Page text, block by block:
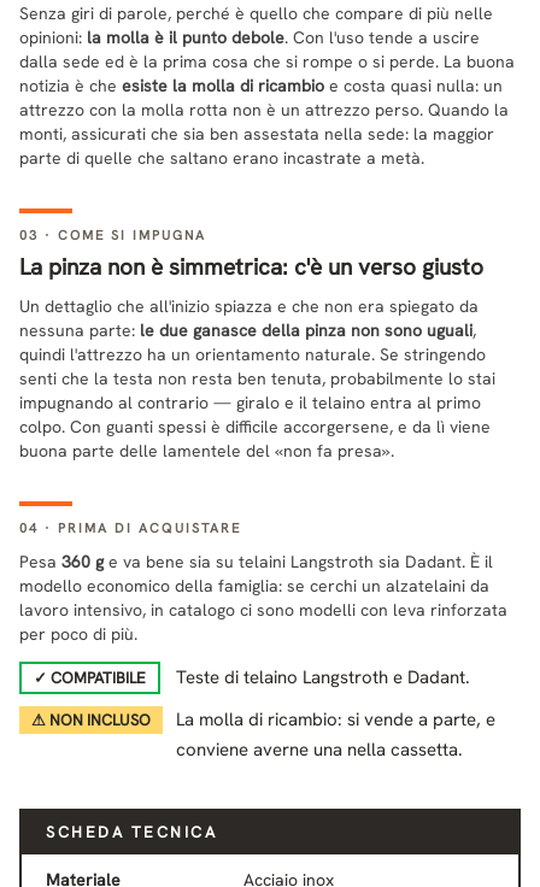
Senza giri di parole, perché è quello che compare di più nelle
opinioni: la molla è il punto debole. Con l'uso tende a uscire
dalla sede ed è la prima cosa che si rompe o si perde. La buona
notizia è che esiste la molla di ricambio e costa quasi nulla: un
attrezzo con la molla rotta non è un attrezzo perso. Quando la
monti, assicurati che sia ben assestata nella sede: la maggior
parte di quelle che saltano erano incastrate a metà.
03 · COME SI IMPUGNA
La pinza non è simmetrica: c'è un verso giusto
Un dettaglio che all'inizio spiazza e che non era spiegato da
nessuna parte: le due ganasce della pinza non sono uguali,
quindi l'attrezzo ha un orientamento naturale. Se stringendo
senti che la testa non resta ben tenuta, probabilmente lo stai
impugnando al contrario — giralo e il telaino entra al primo
colpo. Con guanti spessi è difficile accorgersene, e da lì viene
buona parte delle lamentele del «non fa presa».
04 · PRIMA DI ACQUISTARE
Pesa 360 ge va bene sia su telaini Langstroth sia Dadant. È il
modello economico della famiglia: se cerchi un alzatelaini da
lavoro intensivo, in catalogo ci sono modelli con leva rinforzata
per poco di più.
✓ COMPATIBILE Teste di telaino Langstroth e Dadant.
⚠ NON INCLUSO
La molla di ricambio: si vende a parte, e
conviene averne una nella cassetta.
SCHEDA TECNICA
Materiale Acciaio inox